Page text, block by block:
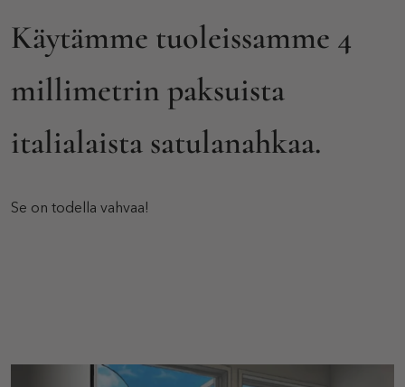
Käytämme tuoleissamme 4
millimetrin paksuista
italialaista satulanahkaa.
Se on todella vahvaa!